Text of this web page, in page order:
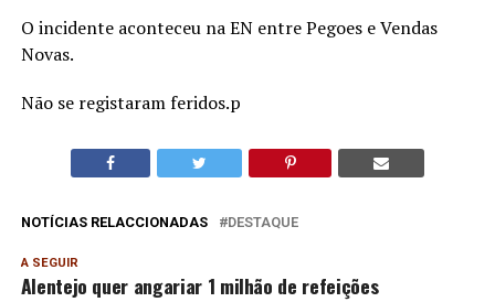
O incidente aconteceu na EN entre Pegoes e Vendas
Novas.
Não se registaram feridos.p
NOTÍCIAS RELACCIONADAS DESTAQUE
A SEGUIR
Alentejo quer angariar 1 milhão de refeições